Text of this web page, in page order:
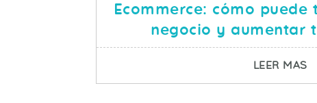
Ecommerce: cómo
negocio y aumentar
LEER MAS